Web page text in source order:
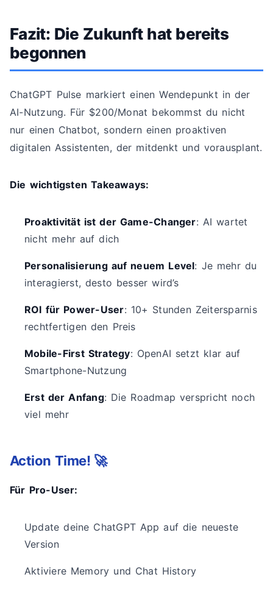
Fazit: Die Zukunft hat bereits
begonnen
ChatGPT Pulse markiert einen Wendepunkt in der
AI-Nutzung. Für $200/Monat bekommst du nicht
nur einen Chatbot, sondern einen proaktiven
digitalen Assistenten, der mitdenkt und vorausplant.
Die wichtigsten Takeaways:
Proaktivität ist der Game-Changer: AI wartet
nicht mehr auf dich
Personalisierung auf neuem Level: Je mehr du
interagierst, desto besser wird’s
ROI für Power-User: 10+ Stunden Zeitersparnis
rechtfertigen den Preis
Mobile-First Strategy: OpenAI setzt klar auf
Smartphone-Nutzung
Erst der Anfang: Die Roadmap verspricht noch
viel mehr
Action Time! 🚀
Für Pro-User:
Update deine ChatGPT App auf die neueste
Version
Aktiviere Memory und Chat History